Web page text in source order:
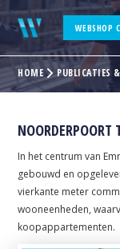
WEBSHOP
HOME PUBLICATIES
NOORDERPOORT
In het centrum van
gebouwd en
vierkante meter
wooneenheden,
koopappartementen.